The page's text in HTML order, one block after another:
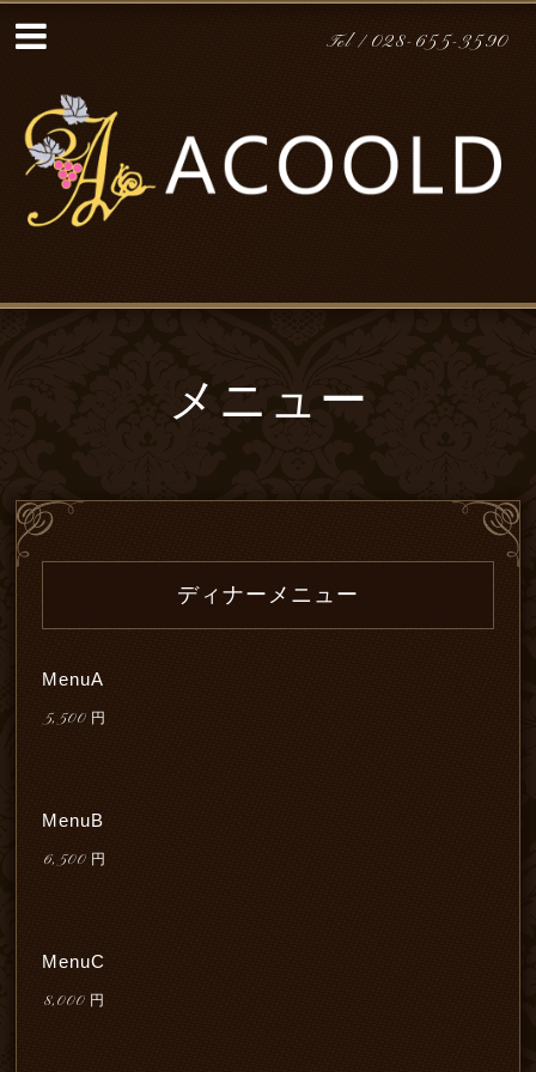
Tel / 028-655-3590
メニュー
ディナーメニュー
MenuA
5,500 円
MenuB
6,500 円
MenuC
8,000 円